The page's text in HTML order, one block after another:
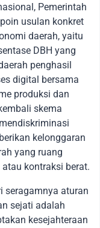
Pemerintah
usulan konkret
daerah, yaitu
DBH yang
penghasil
digital bersama
produksi dan
skema
kelonggaran
yang ruang
kontraksi berat.
seragamnya aturan
sejati adalah
kesejahteraan